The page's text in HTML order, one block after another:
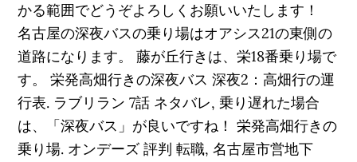
かる範囲でどうぞよろしくお願いいたします！
名古屋の深夜バスの乗り場はオアシス21の東側の
道路になります。 藤が丘行きは、栄18番乗り場で
す。 栄発高畑行きの深夜バス 深夜2：高畑行の運
行表. ラブリラン 7話 ネタバレ, 乗り遅れた場合
は、「深夜バス」が良いですね！ 栄発高畑行きの
乗り場. オンデーズ 評判 転職, 名古屋市営地下